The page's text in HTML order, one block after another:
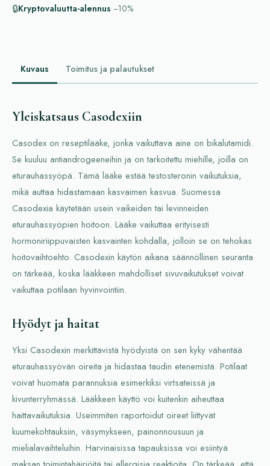
🔒Kryptovaluutta-alennus −10%
Kuvaus Toimitus ja palautukset
Yleiskatsaus Casodexiin
Casodex on reseptilääke, jonka vaikuttava aine on bikalutamidi.
Se kuuluu antiandrogeeneihin ja on tarkoitettu miehille, joilla on
eturauhassyöpä. Tämä lääke estää testosteronin vaikutuksia,
mikä auttaa hidastamaan kasvaimen kasvua. Suomessa
Casodexia käytetään usein vaikeiden tai levinneiden
eturauhassyöpien hoitoon. Lääke vaikuttaa erityisesti
hormoniriippuvaisten kasvainten kohdalla, jolloin se on tehokas
hoitovaihtoehto. Casodexin käytön aikana säännöllinen seuranta
on tärkeää, koska lääkkeen mahdolliset sivuvaikutukset voivat
vaikuttaa potilaan hyvinvointiin.
Hyödyt ja haitat
Yksi Casodexin merkittävistä hyödyistä on sen kyky vähentää
eturauhassyövän oireita ja hidastaa taudin etenemistä. Potilaat
voivat huomata parannuksia esimerkiksi virtsateissä ja
kivunterryhmässä. Lääkkeen käyttö voi kuitenkin aiheuttaa
haittavaikutuksia. Useimmiten raportoidut oireet liittyvät
kuumekohtauksiin, väsymykseen, painonnousuun ja
mielialavaihteluihin. Harvinaisissa tapauksissa voi esiintyä